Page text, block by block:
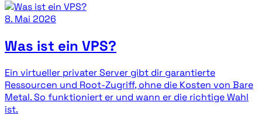
8. Mai 2026
Was ist ein VPS?
Ein virtueller privater Server gibt dir garantierte
Ressourcen und Root-Zugriff, ohne die Kosten von Bare
Metal. So funktioniert er und wann er die richtige Wahl
ist.